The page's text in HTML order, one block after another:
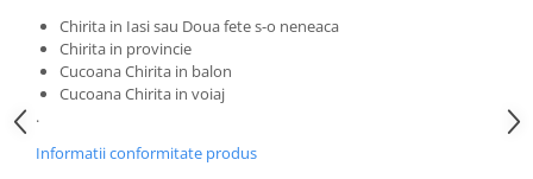
Chirita in Iasi sau Doua fete s-o neneaca
Chirita in provincie
Cucoana Chirita in balon
Cucoana Chirita in voiaj
.
Informatii conformitate produs